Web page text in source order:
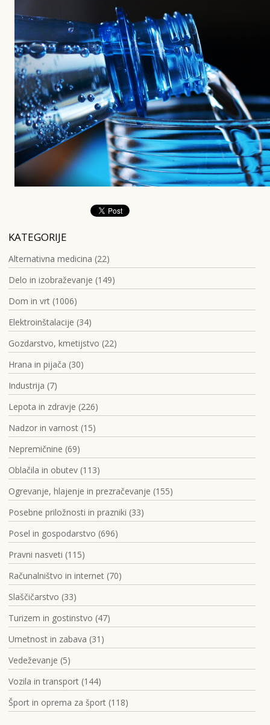
KATEGORIJE
Alternativna medicina (22)
Delo in izobraževanje (149)
Dom in vrt (1006)
Elektroinštalacije (34)
Gozdarstvo, kmetijstvo (22)
Hrana in pijača (30)
Industrija (7)
Lepota in zdravje (226)
Nadzor in varnost (15)
Nepremičnine (69)
Oblačila in obutev (113)
Ogrevanje, hlajenje in prezračevanje (155)
Posebne priložnosti in prazniki (33)
Posel in gospodarstvo (696)
Pravni nasveti (115)
Računalništvo in internet (70)
Slaščičarstvo (33)
Turizem in gostinstvo (47)
Umetnost in zabava (31)
Vedeževanje (5)
Vozila in transport (144)
Šport in oprema za šport (118)